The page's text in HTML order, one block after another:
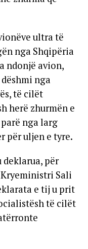
ultra të
nga Shqipëria
ndonjë avion,
nga
të cilët
herë zhurmën e
nga larg
për uljen e tyre.
deklarua, për
Sali
e tij u prit
të cilët